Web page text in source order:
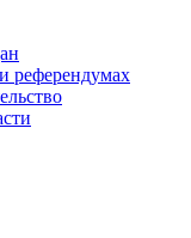
референдумах